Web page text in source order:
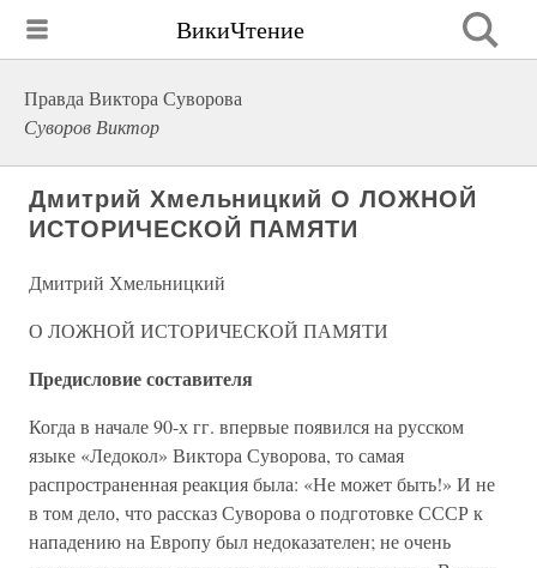
ВикиЧтение
Правда Виктора Суворова
Суворов Виктор
Дмитрий Хмельницкий О ЛОЖНОЙ
ИСТОРИЧЕСКОЙ ПАМЯТИ
Дмитрий Хмельницкий
О ЛОЖНОЙ ИСТОРИЧЕСКОЙ ПАМЯТИ
Предисловие составителя
Когда в начале 90-х гг. впервые появился на русском
языке «Ледокол» Виктора Суворова, то самая
распространенная реакция была: «Не может быть!» И не
в том дело, что рассказ Суворова о подготовке СССР к
нападению на Европу был недоказателен; не очень